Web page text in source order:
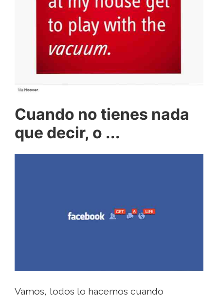
Cuando no tienes nada
que decir, o ...
Vamos, todos lo hacemos cuando